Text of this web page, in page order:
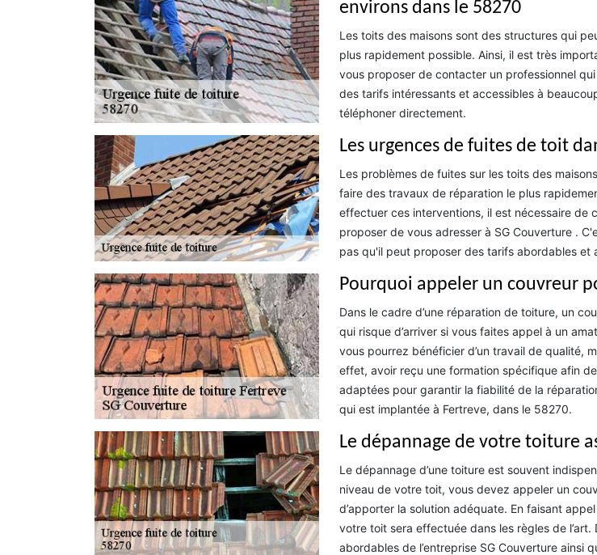
environs dans le 58270
Les toits des maisons sont des structures qui
plus rapidement possible. Ainsi, il est très
vous proposer de contacter un professionnel
des tarifs intéressants et accessibles à
téléphoner directement.
Les urgences de fuites de toit
Les problèmes de fuites sur les toits des
faire des travaux de réparation le plus
effectuer ces interventions, il est nécessaire de
proposer de vous adresser à SG Couverture .
pas qu'il peut proposer des tarifs abordables et
Pourquoi appeler un couvreur
Dans le cadre d’une réparation de toiture, un
qui risque d’arriver si vous faites appel à un
vous pourrez bénéficier d’un travail de qualité,
effet, avoir reçu une formation spécifique afin
adaptées pour garantir la fiabilité de la
qui est implantée à Fertreve, dans le 58270.
Le dépannage de votre toiture
Le dépannage d’une toiture est souvent
niveau de votre toit, vous devez appeler un
d’apporter la solution adéquate. En faisant
votre toit sera effectuée dans les règles de
abordables de l’entreprise SG Couverture ainsi